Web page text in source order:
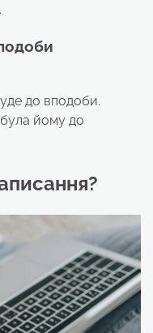
до вподоби.
йому до